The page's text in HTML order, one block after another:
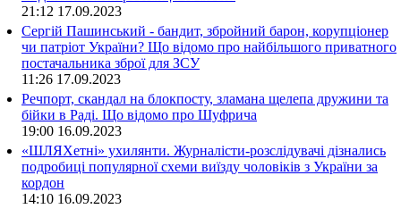
21:12 17.09.2023
Сергій Пашинський - бандит, збройний барон, корупціонер
чи патріот України? Що відомо про найбільшого приватного
постачальника зброї для ЗСУ
11:26 17.09.2023
Речпорт, скандал на блокпосту, зламана щелепа дружини та
бійки в Раді. Що відомо про Шуфрича
19:00 16.09.2023
«ШЛЯХетні» ухилянти. Журналісти-розслідувачі дізнались
подробиці популярної схеми виїзду чоловіків з України за
кордон
14:10 16.09.2023